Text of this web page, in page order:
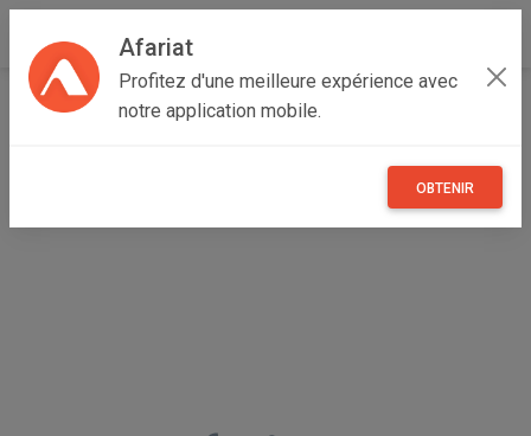
Afariat
Profitez d'une meilleure expérience avec
notre application mobile.
OBTENIR
Accueil Autres Cap bon - Sahel